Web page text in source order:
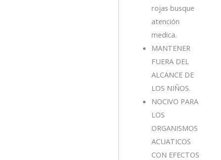
rojas busque
atención
medica.
MANTENER
FUERA DEL
ALCANCE DE
LOS NIÑOS.
NOCIVO PARA
LOS
ORGANISMOS
ACUATICOS
CON EFECTOS